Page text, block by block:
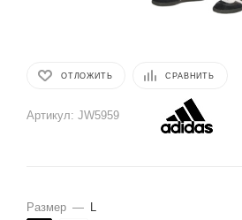
ОТЛОЖИТЬ СРАВНИТЬ
Артикул: JW5959
Размер — L